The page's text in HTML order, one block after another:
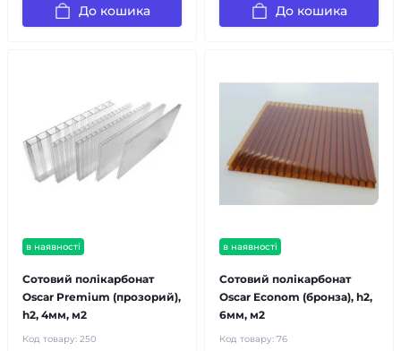
До кошика До кошика
в наявності
Сотовий полікарбонат
Oscar Premium (прозорий),
h2, 4мм, м2
Код товару: 250
в наявності
Сотовий полікарбонат
Oscar Econom (бронза), h2,
6мм, м2
Код товару: 76